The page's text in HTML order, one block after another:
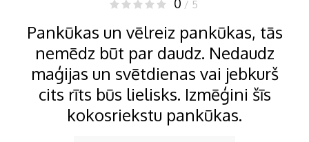
0 / 5
Pankūkas un vēlreiz pankūkas, tās
nemēdz būt par daudz. Nedaudz
maģijas un svētdienas vai jebkurš
cits rīts būs lielisks. Izmēģini šīs
kokosriekstu pankūkas.